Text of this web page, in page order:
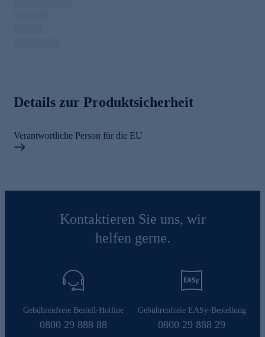
Details zur Produktsicherheit
Verantwortliche Person für die EU
Kontaktieren Sie uns, wir
helfen gerne.
Gebührenfreie Bestell-Hotline
0800 29 888 88
Gebührenfreie EASy-Bestellung
0800 29 888 29